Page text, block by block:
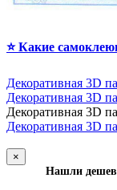
⭐ Какие
Декоративная 3D
Декоративная 3D
Декоративная 3D
Декоративная 3D
×
Нашли